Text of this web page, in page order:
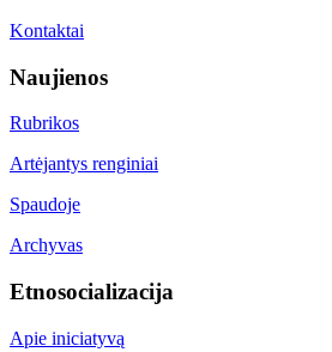
Kontaktai
Naujienos
Rubrikos
Artėjantys renginiai
Spaudoje
Archyvas
Etnosocializacija
Apie iniciatyvą